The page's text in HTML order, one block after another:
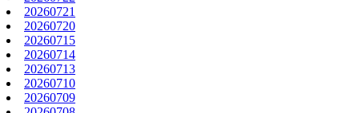
20260721
20260720
20260715
20260714
20260713
20260710
20260709